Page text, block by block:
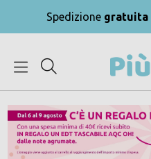
Spedizione gratuita